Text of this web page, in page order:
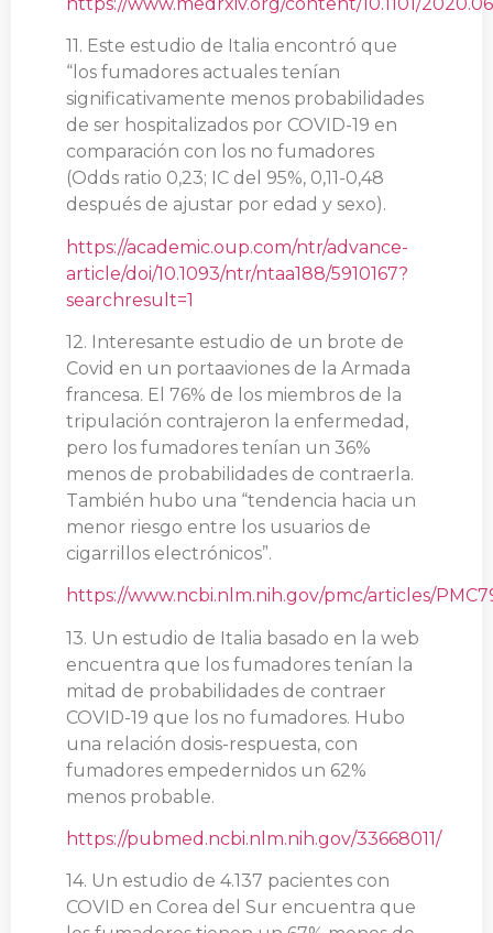
11. Este estudio de Italia encontró que
“los fumadores actuales tenían
significativamente menos probabilidades
de ser hospitalizados por COVID-19 en
comparación con los no fumadores
(Odds ratio 0,23; IC del 95%, 0,11-0,48
después de ajustar por edad y sexo).
https://academic.oup.com/ntr/advance-
article/doi/10.1093/ntr/ntaa188/5910167?
searchresult=1
12. Interesante estudio de un brote de
Covid en un portaaviones de la Armada
francesa. El 76% de los miembros de la
tripulación contrajeron la enfermedad,
pero los fumadores tenían un 36%
menos de probabilidades de contraerla.
También hubo una “tendencia hacia un
menor riesgo entre los usuarios de
cigarrillos electrónicos”.
https://www.ncbi.nlm.nih.gov/pmc/articles/
13. Un estudio de Italia basado en la web
encuentra que los fumadores tenían la
mitad de probabilidades de contraer
COVID-19 que los no fumadores. Hubo
una relación dosis-respuesta, con
fumadores empedernidos un 62%
menos probable.
https://pubmed.ncbi.nlm.nih.gov/33668011/
14. Un estudio de 4.137 pacientes con
COVID en Corea del Sur encuentra que